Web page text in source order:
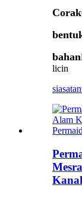
Corak
bahan
licin
siasatan